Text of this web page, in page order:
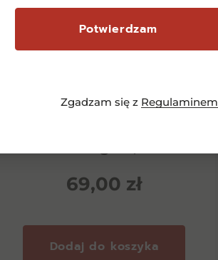
Potwierdzam
Zgadzam się z
Diemersfontein
69,00 zł
Dodaj do koszyka